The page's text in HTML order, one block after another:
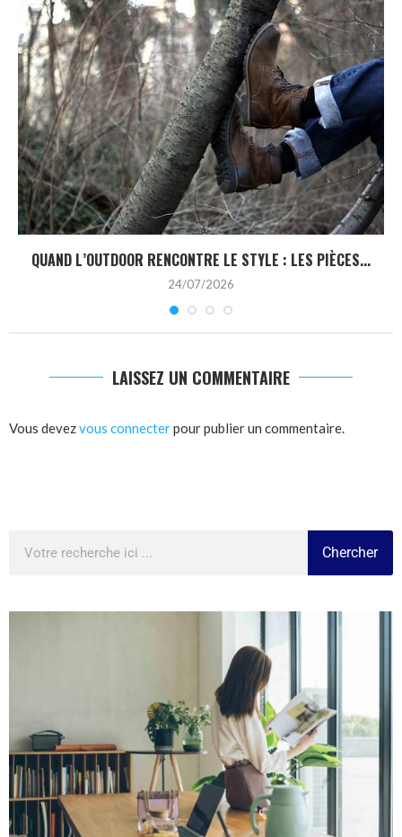
QUAND L’OUTDOOR RENCONTRE LE STYLE : LES PIÈCES...
24/07/2026
LAISSEZ UN COMMENTAIRE
Vous devezvous connecterpour publier un commentaire.
Chercher